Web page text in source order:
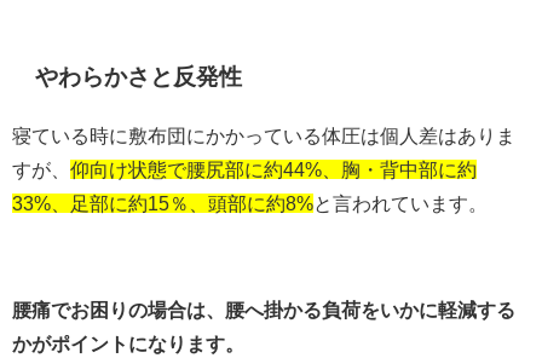
やわらかさと反発性
寝ている時に敷布団にかかっている体圧は個人差はありま
すが、 仰向け状態で腰尻部に約44%、胸・背中部に約
33%、足部に約15％、頭部に約8%と言われています。
腰痛でお困りの場合は、腰へ掛かる負荷をいかに軽減する
かがポイントになります。